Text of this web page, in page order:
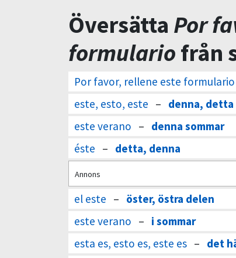
Översätta Por
formulario från
Por favor, rellene este formulario
este, esto, este – denna, detta
este verano – denna sommar
éste – detta, denna
Annons
el este – öster, östra delen
este verano – i sommar
esta es, esto es, este es – det